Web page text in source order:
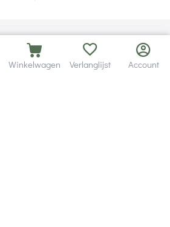
Winkelwagen Verlanglijst Account